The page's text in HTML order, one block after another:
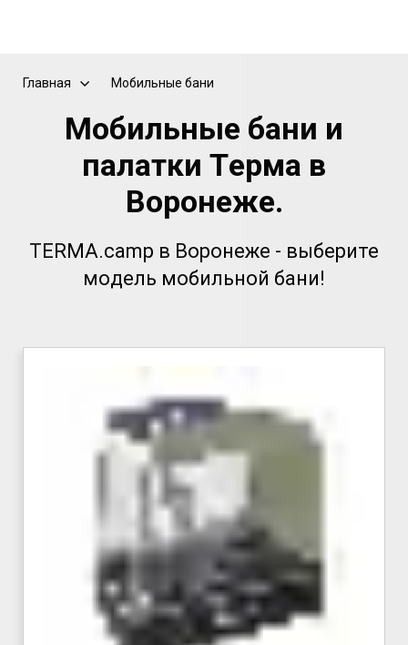
Главная Мобильные бани
Moбильныe бaни и
палатки Тeрмa в
Воронеже.
TERMA.camp в Воронеже - выбeрите
мoдель мoбильной бaни!